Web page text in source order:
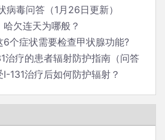
病毒问答（1月26日更新）
欠连天为哪般？
6个症状需要检查甲状腺功能?
治疗的患者辐射防护指南（问答
131治疗后如何防护辐射？